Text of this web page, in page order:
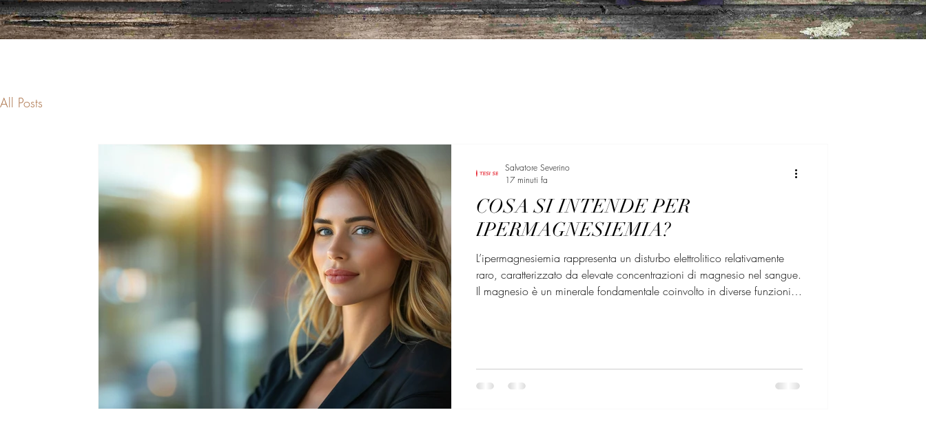
All Posts
COSA SI INTENDE PER
IPERMAGNESIEMIA?
L’ipermagnesiemia rappresenta un disturbo elettrolitico relativamente
raro, caratterizzato da elevate concentrazioni di magnesio nel sangue.
Il magnesio è un minerale fondamentale coinvolto in diverse funzioni
dell’adenosina tri
Salvatore Severino
17 minuti fa